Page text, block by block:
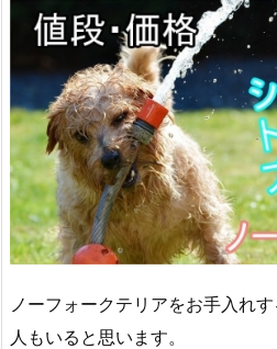
ノーフォークテリアをお手入れ
人もいると思います。